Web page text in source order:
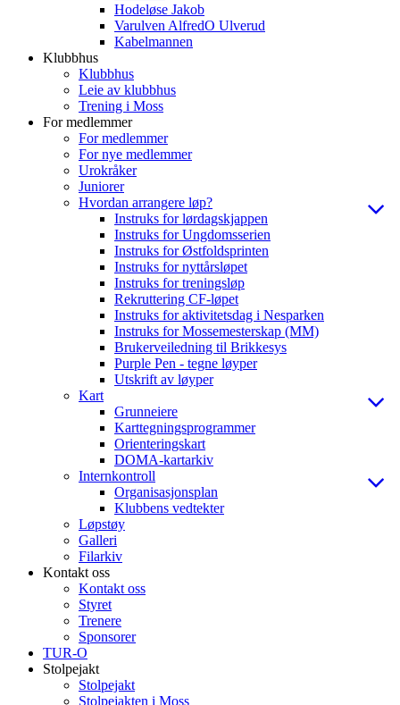
Hodeløse Jakob
Varulven AlfredO Ulverud
Kabelmannen
Klubbhus
Klubbhus
Leie av klubbhus
Trening i Moss
For medlemmer
For medlemmer
For nye medlemmer
Urokråker
Juniorer
Hvordan arrangere løp?
Instruks for lørdagskjappen
Instruks for Ungdomsserien
Instruks for Østfoldsprinten
Instruks for nyttårsløpet
Instruks for treningsløp
Rekruttering CF-løpet
Instruks for aktivitetsdag i Nesparken
Instruks for Mossemesterskap (MM)
Brukerveiledning til Brikkesys
Purple Pen - tegne løyper
Utskrift av løyper
Kart
Grunneiere
Karttegningsprogrammer
Orienteringskart
DOMA-kartarkiv
Internkontroll
Organisasjonsplan
Klubbens vedtekter
Løpstøy
Galleri
Filarkiv
Kontakt oss
Kontakt oss
Styret
Trenere
Sponsorer
TUR-O
Stolpejakt
Stolpejakt
Stolpejakten i Moss